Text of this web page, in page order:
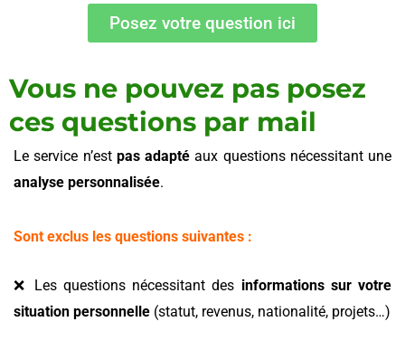
Posez votre question ici
Vous ne pouvez pas posez
ces questions par mail
Le service n’est pas adapté aux questions nécessitant une
analyse personnalisée.
Sont exclus les questions suivantes :
❌ Les questions nécessitant des informations sur votre
situation personnelle (statut, revenus, nationalité, projets…)